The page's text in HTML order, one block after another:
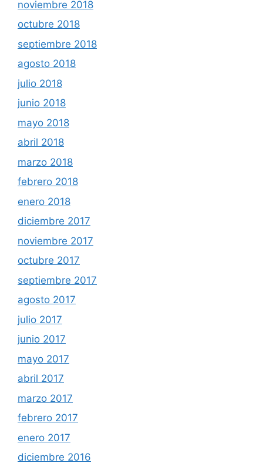
noviembre 2018
octubre 2018
septiembre 2018
agosto 2018
julio 2018
junio 2018
mayo 2018
abril 2018
marzo 2018
febrero 2018
enero 2018
diciembre 2017
noviembre 2017
octubre 2017
septiembre 2017
agosto 2017
julio 2017
junio 2017
mayo 2017
abril 2017
marzo 2017
febrero 2017
enero 2017
diciembre 2016